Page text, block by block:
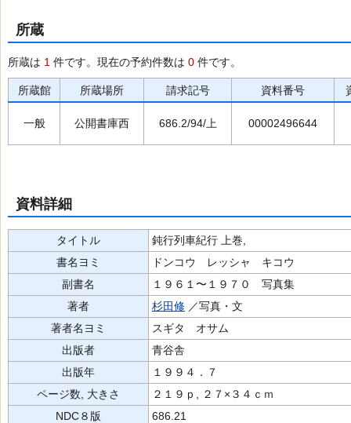
所蔵
所蔵は 1 件です。現在の予約件数は 0 件です。
所蔵館 所蔵場所 請求記号 資料番号
一般 公開書庫西 686.2/94/上 00002496644
資料詳細
タイトル
鈍行列車紀行 上巻,
書名ヨミ
ドンコウ レッシャ キコウ
副書名
１９６１〜１９７０ 写真集
著者
杉田修 ／写真・文
著者名ヨミ
スギタ オサム
出版者
青谷舎
出版年
１９９４．７
ページ数, 大きさ
２１９ｐ, ２７×３４ｃｍ
NDC８版
686.21